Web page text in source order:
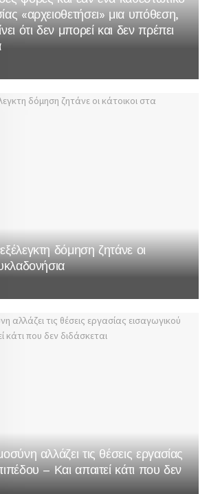
«αρχειοθετήσει» μια υπόθεση,
ότι δεν μπορεί και δεν πρέπει
δόμηση ζητάνε οι
αλλάζει τις θέσεις εργασίας
– Και απαιτεί κάτι που δεν